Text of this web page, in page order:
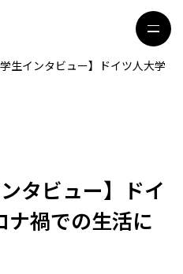
留学＆キャリア
学生インタビュー】ドイツ人大学
タビュー】ドイ
ナ禍での生活に